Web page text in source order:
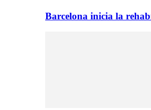
Barcelona inicia la